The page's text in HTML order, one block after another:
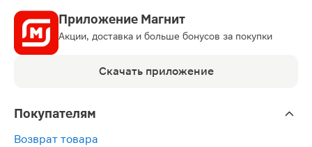
Приложение Магнит
Акции, доставка и больше бонусов за покупки
Скачать приложение
Покупателям
Возврат товара